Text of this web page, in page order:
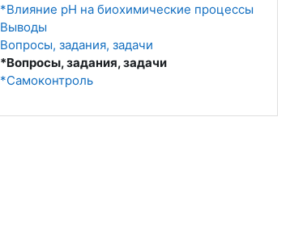
*Влияние рН на биохимические процессы
Выводы
Вопросы, задания, задачи
*Вопросы, задания, задачи
*Самоконтроль